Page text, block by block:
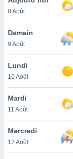
et
»,
au
vous
qu'ils
ou
le
ainsi
8 Août
Demain
9 Août
Lundi
10 Août
Mardi
11 Août
Mercredi
12 Août